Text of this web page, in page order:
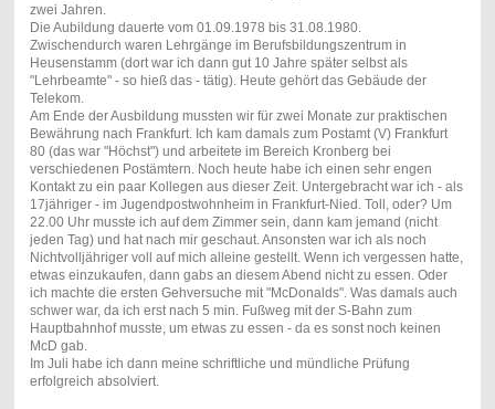
zwei Jahren.
Die Aubildung dauerte vom 01.09.1978 bis 31.08.1980.
Zwischendurch waren Lehrgänge im Berufsbildungszentrum in
Heusenstamm (dort war ich dann gut 10 Jahre später selbst als
"Lehrbeamte" - so hieß das - tätig). Heute gehört das Gebäude der
Telekom.
Am Ende der Ausbildung mussten wir für zwei Monate zur praktischen
Bewährung nach Frankfurt. Ich kam damals zum Postamt (V) Frankfurt
80 (das war "Höchst") und arbeitete im Bereich Kronberg bei
verschiedenen Postämtern. Noch heute habe ich einen sehr engen
Kontakt zu ein paar Kollegen aus dieser Zeit. Untergebracht war ich - als
17jähriger - im Jugendpostwohnheim in Frankfurt-Nied. Toll, oder? Um
22.00 Uhr musste ich auf dem Zimmer sein, dann kam jemand (nicht
jeden Tag) und hat nach mir geschaut. Ansonsten war ich als noch
Nichtvolljähriger voll auf mich alleine gestellt. Wenn ich vergessen hatte,
etwas einzukaufen, dann gabs an diesem Abend nicht zu essen. Oder
ich machte die ersten Gehversuche mit "McDonalds". Was damals auch
schwer war, da ich erst nach 5 min. Fußweg mit der S-Bahn zum
Hauptbahnhof musste, um etwas zu essen - da es sonst noch keinen
McD gab.
Im Juli habe ich dann meine schriftliche und mündliche Prüfung
erfolgreich absolviert.